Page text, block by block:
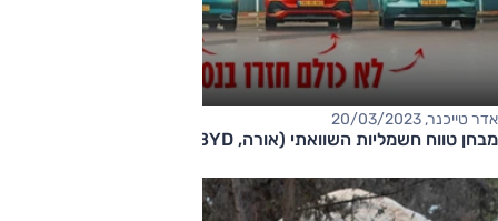
אדר טייכנר, 20/03/2023
מבחן טווח חשמליות השוואתי (אורה, BYD, ג'ילי, Aiways)